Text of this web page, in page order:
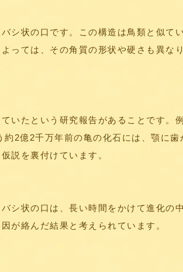
シ状の口です。この構造は鳥類と似て
っては、その角質の形状や硬さも異な
いたという研究報告があることです
2億2千万年前の亀の化石には、顎に歯
説を裏付けています。
シ状の口は、長い時間をかけて進化の
が絡んだ結果と考えられています。